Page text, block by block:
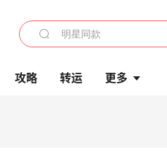
攻略 转运 更多